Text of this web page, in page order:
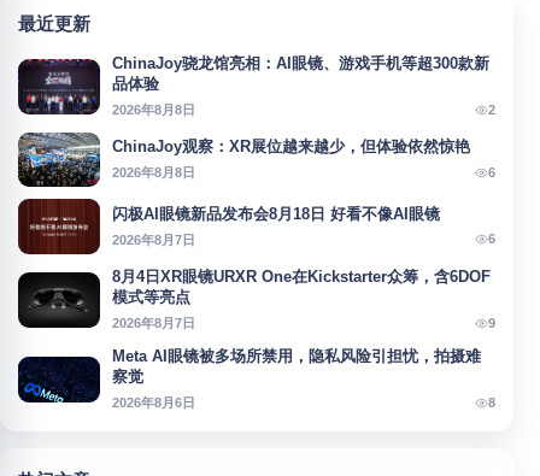
最近更新
ChinaJoy骁龙馆亮相：AI眼镜、游戏手机等超300款新
品体验
2026年8月8日 2
ChinaJoy观察：XR展位越来越少，但体验依然惊艳
2026年8月8日 6
闪极AI眼镜新品发布会8月18日 好看不像AI眼镜
2026年8月7日 6
8月4日XR眼镜URXR One在Kickstarter众筹，含6DOF
模式等亮点
2026年8月7日 9
Meta AI眼镜被多场所禁用，隐私风险引担忧，拍摄难
察觉
2026年8月6日 8